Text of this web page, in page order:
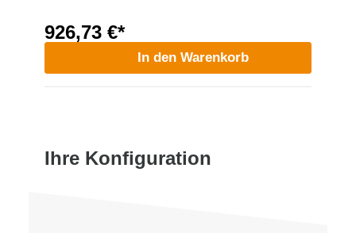
926,73 €*
In den Warenkorb
Ihre Konfiguration